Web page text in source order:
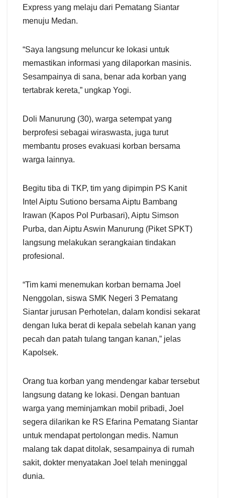
Express yang melaju dari Pematang Siantar
menuju Medan.
“Saya langsung meluncur ke lokasi untuk
memastikan informasi yang dilaporkan masinis.
Sesampainya di sana, benar ada korban yang
tertabrak kereta,” ungkap Yogi.
Doli Manurung (30), warga setempat yang
berprofesi sebagai wiraswasta, juga turut
membantu proses evakuasi korban bersama
warga lainnya.
Begitu tiba di TKP, tim yang dipimpin PS Kanit
Intel Aiptu Sutiono bersama Aiptu Bambang
Irawan (Kapos Pol Purbasari), Aiptu Simson
Purba, dan Aiptu Aswin Manurung (Piket SPKT)
langsung melakukan serangkaian tindakan
profesional.
“Tim kami menemukan korban bernama Joel
Nenggolan, siswa SMK Negeri 3 Pematang
Siantar jurusan Perhotelan, dalam kondisi sekarat
dengan luka berat di kepala sebelah kanan yang
pecah dan patah tulang tangan kanan,” jelas
Kapolsek.
Orang tua korban yang mendengar kabar tersebut
langsung datang ke lokasi. Dengan bantuan
warga yang meminjamkan mobil pribadi, Joel
segera dilarikan ke RS Efarina Pematang Siantar
untuk mendapat pertolongan medis. Namun
malang tak dapat ditolak, sesampainya di rumah
sakit, dokter menyatakan Joel telah meninggal
dunia.